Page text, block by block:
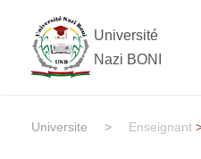
Université
Nazi BONI
Universite > Enseignant